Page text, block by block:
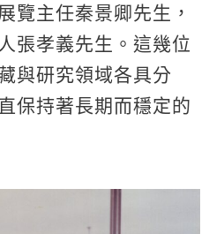
覽主任秦景卿先生，
張孝義先生。這幾位
與研究領域各具分
保持著長期而穩定的